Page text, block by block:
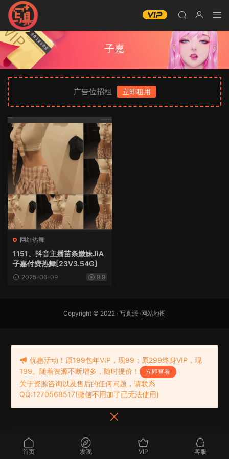
子嘉
广告位招租 立即租用
网红热舞
1151、抖音主播苗条嫩妹JiA
子嘉付费热舞[23V3.54G]
2025-06-09 9.9
Copyright © 2022 · 写真派 ·网站地图
首页 发现 VIP 客服
优惠活动！原199包年VIP，现99；原299终身VIP，现
199。随着资源不断增多，随时提价！
立即查看
关于资源咨询以及售后的任何问题，请联系
QQ:1270568517(微信不用加了已无法使用)